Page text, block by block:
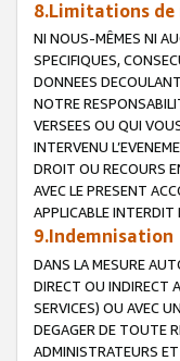
8.Limitations
NI NOUS-MÊMES NI
SPECIFIQUES,
DONNEES
NOTRE
VERSEES OU QUI
INTERVENU
DROIT OU RECOURS
AVEC LE PRESENT
APPLICABLE INTERDIT
9.Indemnisation
DANS LA MESURE
DIRECT OU INDIRECT
SERVICES) OU AVEC
DEGAGER DE TOUTE
ADMINISTRATEURS